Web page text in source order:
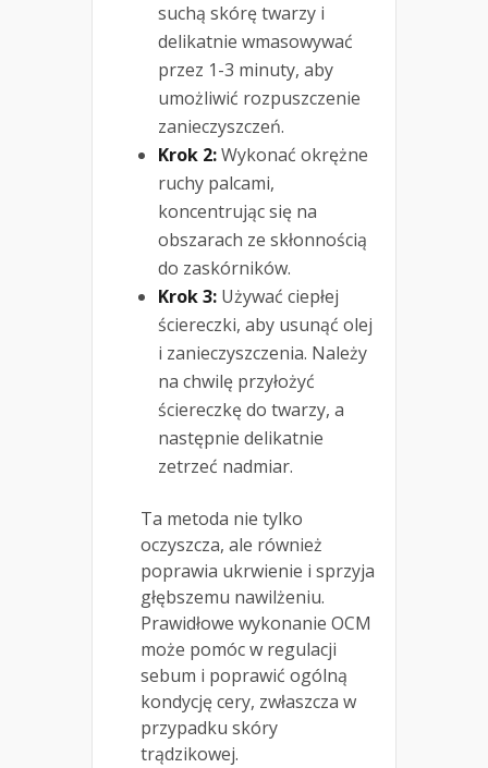
suchą skórę twarzy i
delikatnie wmasowywać
przez 1-3 minuty, aby
umożliwić rozpuszczenie
zanieczyszczeń.
Krok 2:Wykonać okrężne
ruchy palcami,
koncentrując się na
obszarach ze skłonnością
do zaskórników.
Krok 3: Używać ciepłej
ściereczki, aby usunąć olej
i zanieczyszczenia. Należy
na chwilę przyłożyć
ściereczkę do twarzy, a
następnie delikatnie
zetrzeć nadmiar.
Ta metoda nie tylko
oczyszcza, ale również
poprawia ukrwienie i sprzyja
głębszemu nawilżeniu.
Prawidłowe wykonanie OCM
może pomóc w regulacji
sebum i poprawić ogólną
kondycję cery, zwłaszcza w
przypadku skóry
trądzikowej.